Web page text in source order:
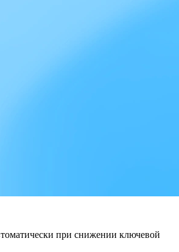
при снижении ключевой